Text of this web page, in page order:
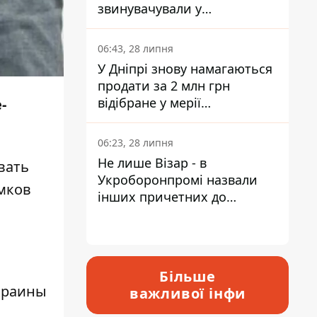
звинувачували у
контрабанді техніки та
ухиленні від сплати
податків
06:43, 28 липня
У Дніпрі знову намагаються
продати за 2 млн грн
відібране у мерії
приміщення Укрпошти
06:23, 28 липня
Не лише Візар - в
Укроборонпромі назвали
інших причетних до
Більше
важливої інфи